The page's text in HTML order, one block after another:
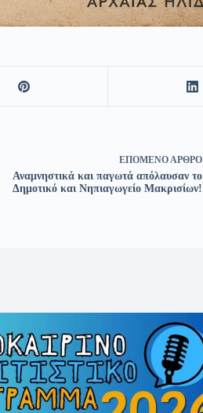
ΕΠΌΜΕΝΟ ΆΡΘΡΟ
Αναμνηστικά και παγωτά απόλαυσαν το
Δημοτικό και Νηπιαγωγείο Μακρισίων!